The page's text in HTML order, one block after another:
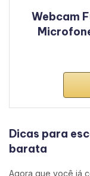
Webcam
Dicas para
barata
Agora que você já